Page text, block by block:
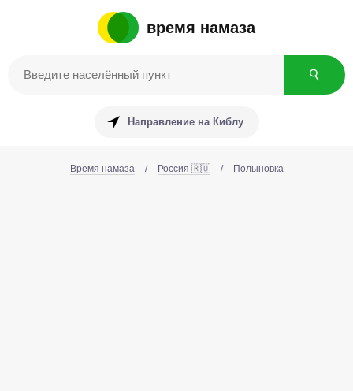
время намаза
Направление на Киблу
Время намаза / Россия 🇷🇺 / Полыновка